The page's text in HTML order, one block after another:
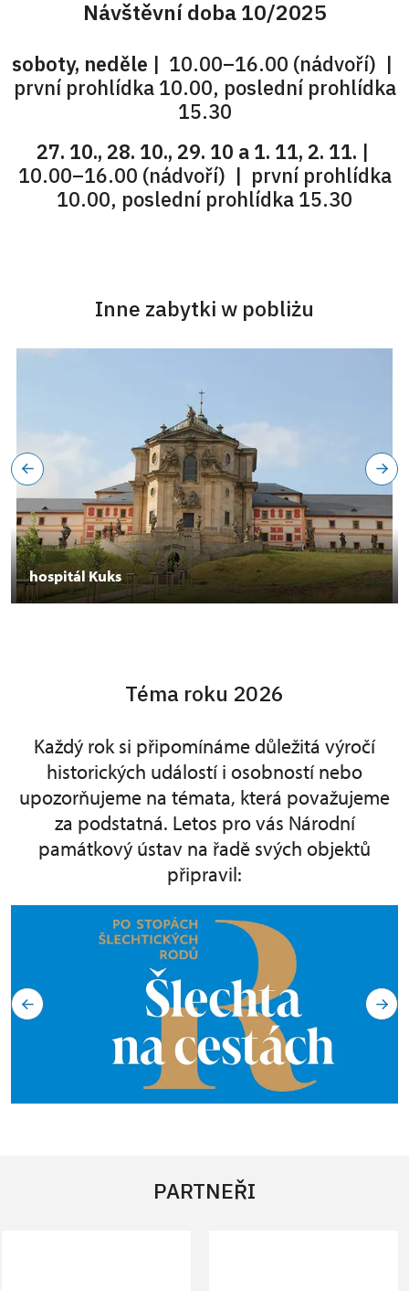
Návštěvní doba 10/2025
soboty, neděle | 10.00–16.00 (nádvoří) |
první prohlídka 10.00, poslední prohlídka
15.30
27. 10., 28. 10., 29. 10 a 1. 11, 2. 11. |
10.00–16.00 (nádvoří) | první prohlídka
10.00, poslední prohlídka 15.30
Inne zabytki w pobliżu
hospitál Kuks
Téma roku 2026
Každý rok si připomínáme důležitá výročí
historických událostí i osobností nebo
upozorňujeme na témata, která považujeme
za podstatná. Letos pro vás Národní
památkový ústav na řadě svých objektů
připravil:
PARTNEŘI